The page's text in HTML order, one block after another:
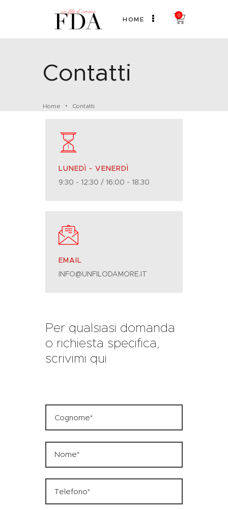
HOME
0
Contatti
Home Contatti
HOME
CHI SONO
CONTATTI
LUNEDÌ - VENERDÌ
9:30 - 12:30 / 16:00 - 18.30
EMAIL
INFO@UNFILODAMORE.IT
Per qualsiasi domanda
o richiesta specifica,
scrivimi qui